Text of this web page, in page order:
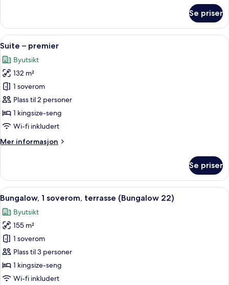
1
soverom,
kjøkken
(Bungalow
9)
Se priser
Åpne
alle
bildene
av
Suite
–
premier
Suite – premier | 1 soverom,
5
Suite – premier
Byutsikt
132 m²
1 soverom
Plass til 2 personer
1 kingsize-seng
Wi-fi inkludert
Mer informasjon
Mer
–
premier
Se priser
Åpne
alle
bildene
av
Bungalow,
1
soverom,
terrasse
Bungalow, 1 soverom, terrasse
13
Bungalow, 1 soverom, terrasse (Bungalow 22)
Byutsikt
155 m²
1 soverom
Plass til 3 personer
1 kingsize-seng
Wi-fi inkludert